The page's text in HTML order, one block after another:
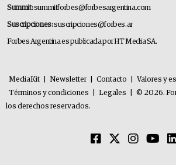
Summit:summitforbes@forbesargentina.com
Suscripciones:suscripciones@forbes.ar
Forbes Argentina es publicada por HT Media SA.
MediaKit Newsletter Contacto Valores y
Términos y condiciones
Legales
© 2026.
los derechos reservados.